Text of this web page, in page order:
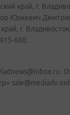
край, г.
Юркевич
г.
600.